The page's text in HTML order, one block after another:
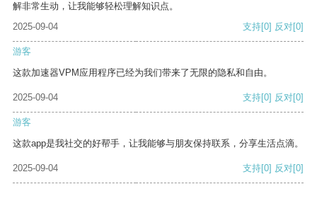
解非常生动，让我能够轻松理解知识点。
2025-09-04
支持[0] 反对[0]
游客
这款加速器VPM应用程序已经为我们带来了无限的隐私和自由。
2025-09-04 支持[0] 反对[0]
游客
这款app是我社交的好帮手，让我能够与朋友保持联系，分享生活点滴。
2025-09-04 支持[0] 反对[0]